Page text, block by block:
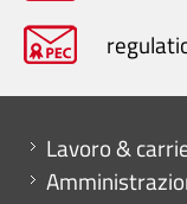
Mini menu di
Lavoro &